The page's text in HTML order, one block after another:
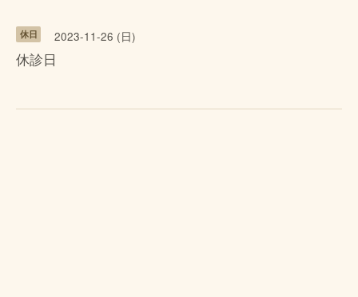
休日 2023-11-26 (日)
休診日